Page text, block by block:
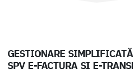
GESTIONARE
SPV E-FACTURA SI E-